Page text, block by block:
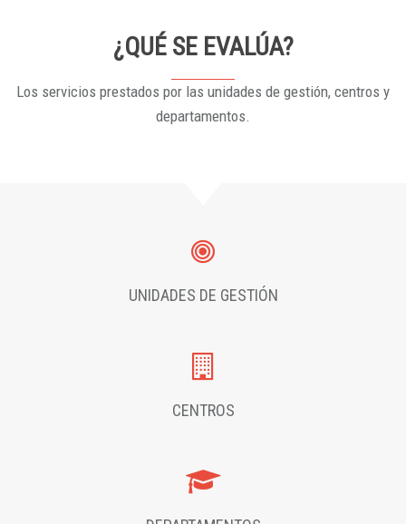
¿QUÉ SE EVALÚA?
Los servicios prestados por las unidades de gestión, centros y
departamentos.
UNIDADES DE GESTIÓN
CENTROS